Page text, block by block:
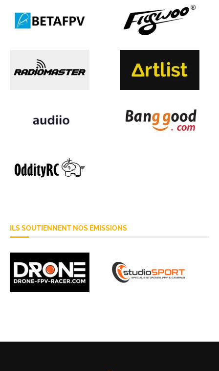
ILS SOUTIENNENT NOS ÉMISSIONS